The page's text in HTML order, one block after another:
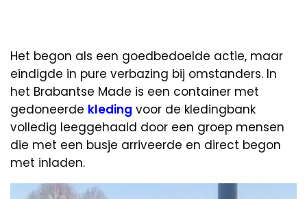
Het begon als een goedbedoelde actie, maar
eindigde in pure verbazing bij omstanders. In
het Brabantse Made is een container met
gedoneerde kleding voor de kledingbank
volledig leeggehaald door een groep mensen
die met een busje arriveerde en direct begon
met inladen.